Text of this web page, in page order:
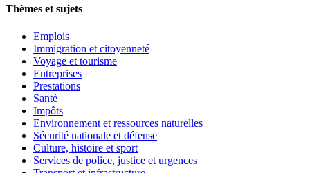
Thèmes et sujets
Emplois
Immigration et citoyenneté
Voyage et tourisme
Entreprises
Prestations
Santé
Impôts
Environnement et ressources naturelles
Sécurité nationale et défense
Culture, histoire et sport
Services de police, justice et urgences